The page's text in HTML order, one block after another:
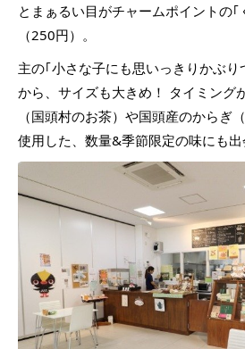
とまぁるい目がチャームポイントの｢
（250円）。
主の｢小さな子にも思いっきりかぶ
から、サイズも大きめ！ タイミング
（国頭村のお茶）や国頭産のからぎ
使用した、数量&季節限定の味にも